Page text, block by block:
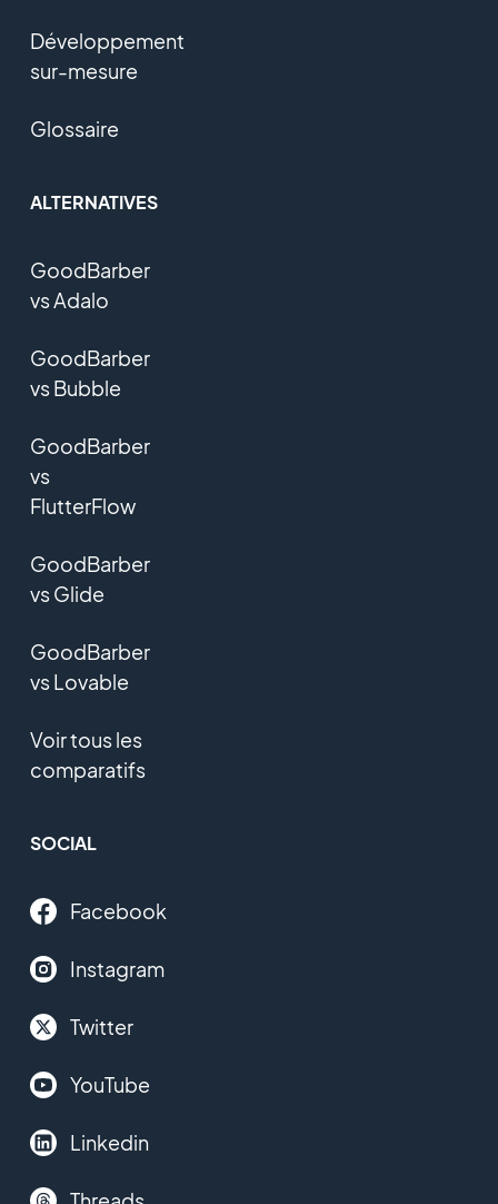
Développement
sur-mesure
Glossaire
ALTERNATIVES
GoodBarber
vs Adalo
GoodBarber
vs Bubble
GoodBarber
vs
FlutterFlow
GoodBarber
vs Glide
GoodBarber
vs Lovable
Voir tous les
comparatifs
SOCIAL
Facebook
Instagram
Twitter
YouTube
Linkedin